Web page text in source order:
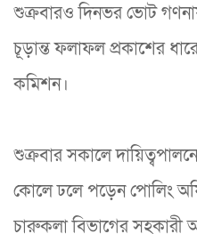
শুক্রবারও দিনভর ভোট
চূড়ান্ত ফলাফল প্রকাশের
কমিশন।
শুক্রবার সকালে
কোলে ঢলে পড়েন পোলিং
চারুকলা বিভাগের সহকারী